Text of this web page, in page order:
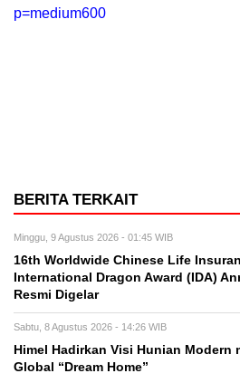
p=medium600
BERITA TERKAIT
Minggu, 9 Agustus 2026 - 01:45 WIB
16th Worldwide Chinese Life
International Dragon Award (IDA)
Resmi Digelar
Sabtu, 8 Agustus 2026 - 14:26 WIB
Himel Hadirkan Visi Hunian Modern
Global “Dream Home”